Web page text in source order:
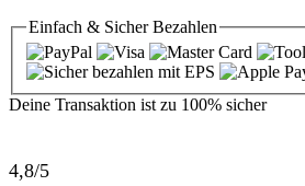
Einfach & SicherBezahlen
Deine Transaktion ist zu 100% sicher
4,8/5